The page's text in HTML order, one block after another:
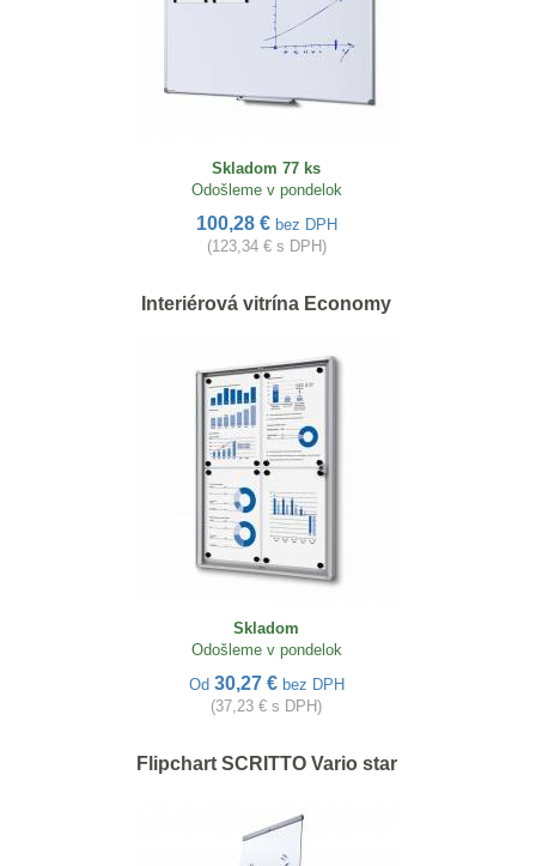
Skladom 77 ks
Odošleme v pondelok
100,28 € bez DPH
(123,34 € s DPH)
Interiérová vitrína Economy
Skladom
Odošleme v pondelok
Od 30,27 € bez DPH
(37,23 € s DPH)
Flipchart SCRITTO Vario star